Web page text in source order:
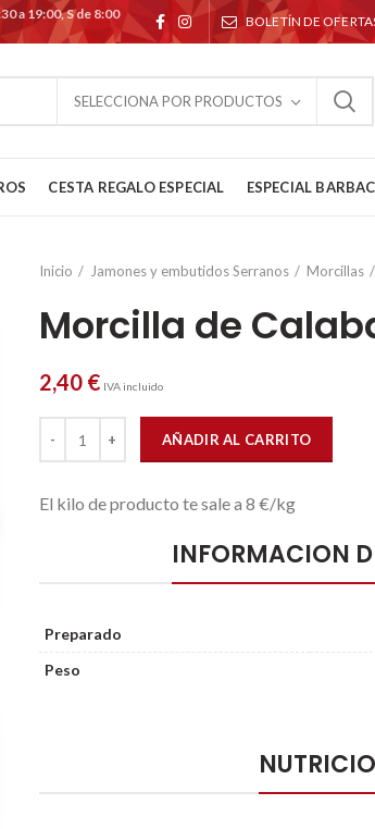
a 19:00, S de 8:00
BOLETÍN DE
SELECCIONA POR PRODUCTOS
CESTA REGALO ESPECIAL ESPECIAL
Inicio Jamones y embutidos Serranos Morcillas
Morcilla de
2,40 € IVA incluido
AÑADIR AL CARRITO
El kilo de producto te sale a 8 €/kg
INFORMACION
Preparado
Peso